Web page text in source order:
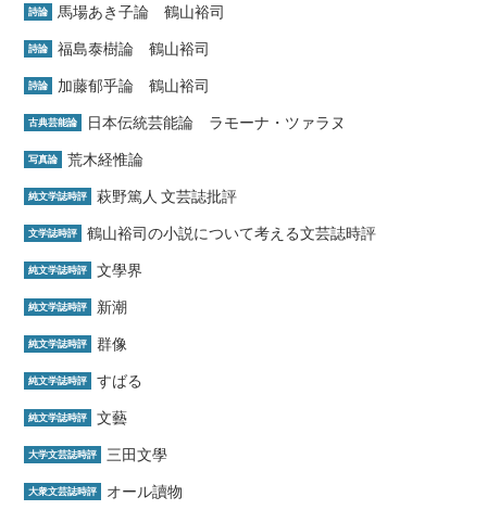
詩論 馬場あき子論 鶴山裕司
詩論 福島泰樹論 鶴山裕司
詩論 加藤郁乎論 鶴山裕司
古典芸能論 日本伝統芸能論 ラモーナ・ツァラヌ
写真論 荒木経惟論
純文学誌時評 萩野篤人 文芸誌批評
文学誌時評 鶴山裕司の小説について考える文芸誌時評
純文学誌時評 文學界
純文学誌時評 新潮
純文学誌時評 群像
純文学誌時評 すばる
純文学誌時評 文藝
大学文芸誌時評 三田文學
大衆文芸誌時評 オール讀物